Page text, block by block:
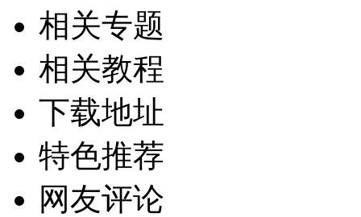
相关专题
相关教程
下载地址
特色推荐
网友评论